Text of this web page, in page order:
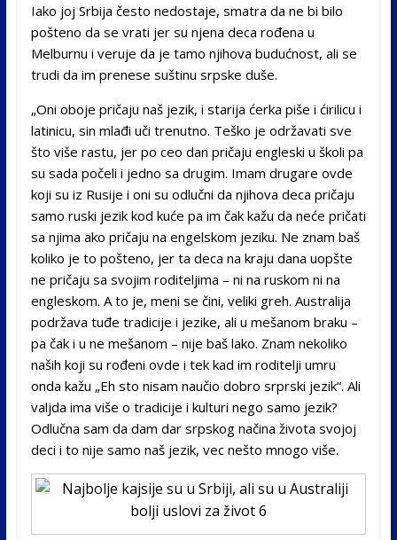
Iako joj Srbija često nedostaje, smatra da ne bi bilo
pošteno da se vrati jer su njena deca rođena u
Melburnu i veruje da je tamo njihova budućnost, ali se
trudi da im prenese suštinu srpske duše.
„Oni oboje pričaju naš jezik, i starija ćerka piše i ćirilicu i
latinicu, sin mlađi uči trenutno. Teško je održavati sve
što više rastu, jer po ceo dan pričaju engleski u školi pa
su sada počeli i jedno sa drugim. Imam drugare ovde
koji su iz Rusije i oni su odlučni da njihova deca pričaju
samo ruski jezik kod kuće pa im čak kažu da neće pričati
sa njima ako pričaju na engelskom jeziku. Ne znam baš
koliko je to pošteno, jer ta deca na kraju dana uopšte
ne pričaju sa svojim roditeljima – ni na ruskom ni na
engleskom. A to je, meni se čini, veliki greh. Australija
podržava tuđe tradicije i jezike, ali u mešanom braku –
pa čak i u ne mešanom – nije baš lako. Znam nekoliko
naših koji su rođeni ovde i tek kad im roditelji umru
onda kažu „Eh sto nisam naučio dobro srprski jezik“. Ali
valjda ima više o tradicije i kulturi nego samo jezik?
Odlučna sam da dam dar srpskog načina života svojoj
deci i to nije samo naš jezik, vec nešto mnogo više.